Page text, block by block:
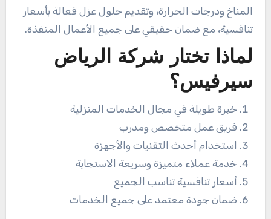
المناخ ودرجات الحرارة، وتقديم حلول عزل فعالة بأسعار
تنافسية، مع ضمان حقيقي على جميع الأعمال المنفذة.
لماذا تختار شركة الرياض
سيرفيس؟
خبرة طويلة في مجال الخدمات المنزلية
فريق عمل متخصص ومدرب
استخدام أحدث التقنيات والأجهزة
خدمة عملاء متميزة وسريعة الاستجابة
أسعار تنافسية تناسب الجميع
ضمان جودة معتمد على جميع الخدمات